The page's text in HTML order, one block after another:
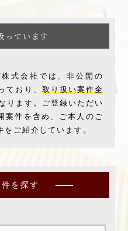
っています
式会社では、非公開の
ており、 取り扱い案件全
ります。 ご登録いただい
案件を含め、ご本人のご
ご紹介しています。
を探す